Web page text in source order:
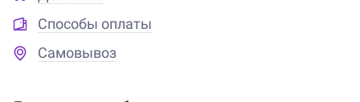
Способы оплаты
Самовывоз